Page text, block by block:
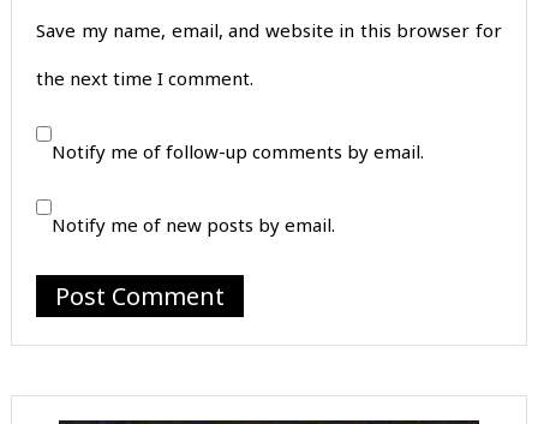
Save my name, email, and website in this browser for
the next time I comment.
Notify me of follow-up comments by email.
Notify me of new posts by email.